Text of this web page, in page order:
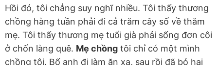
Hồi đó, tôi chẳng suy nghĩ nhiều. Tôi thấy thương
chồng hàng tuần phải đi cả trăm cây số về thăm
mẹ. Tôi thấy thương mẹ tuổi già phải sống đơn côi
ở chốn làng quê. Mẹ chồng tôi chỉ có một mình
chồng tôi. Bố anh đi làm ăn xa, sau rồi đã bỏ hai